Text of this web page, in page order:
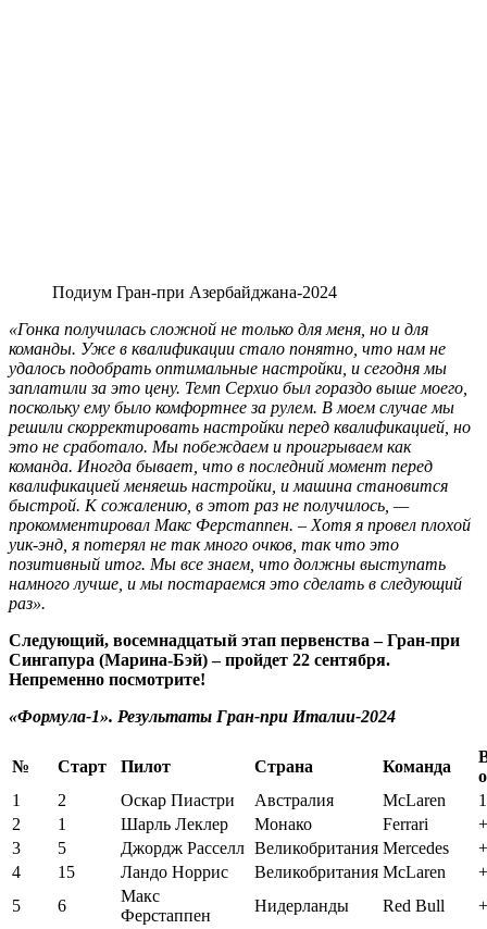
Подиум Гран-при Азербайджана-2024
«Гонка получилась сложной не только для меня, но и для
команды. Уже в квалификации стало понятно, что нам не
удалось подобрать оптимальные настройки, и сегодня мы
заплатили за это цену. Темп Серхио был гораздо выше моего,
поскольку ему было комфортнее за рулем. В моем случае мы
решили скорректировать настройки перед квалификацией, но
это не сработало. Мы побеждаем и проигрываем как
команда. Иногда бывает, что в последний момент перед
квалификацией меняешь настройки, и машина становится
быстрой. К сожалению, в этот раз не получилось, —
прокомментировал Макс Ферстаппен. – Хотя я провел плохой
уик-энд, я потерял не так много очков, так что это
позитивный итог. Мы все знаем, что должны выступать
намного лучше, и мы постараемся это сделать в следующий
раз».
Следующий, восемнадцатый этап первенства – Гран-при
Сингапура (Марина-Бэй) – пройдет 22 сентября.
Непременно посмотрите!
«Формула-1». Результаты Гран-при Италии-2024
№ Старт Пилот Страна Команда
1
2 Оскар Пиастри Австралия McLaren
2
1 Шарль Леклер Монако Ferrari
3
5 Джордж Расселл Великобритания Mercedes
4
15 Ландо Норрис Великобритания McLaren
5
6
Макс
Ферстаппен
Нидерланды Red Bull